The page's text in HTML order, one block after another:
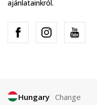
ajánlatainkról.
Hungary Change